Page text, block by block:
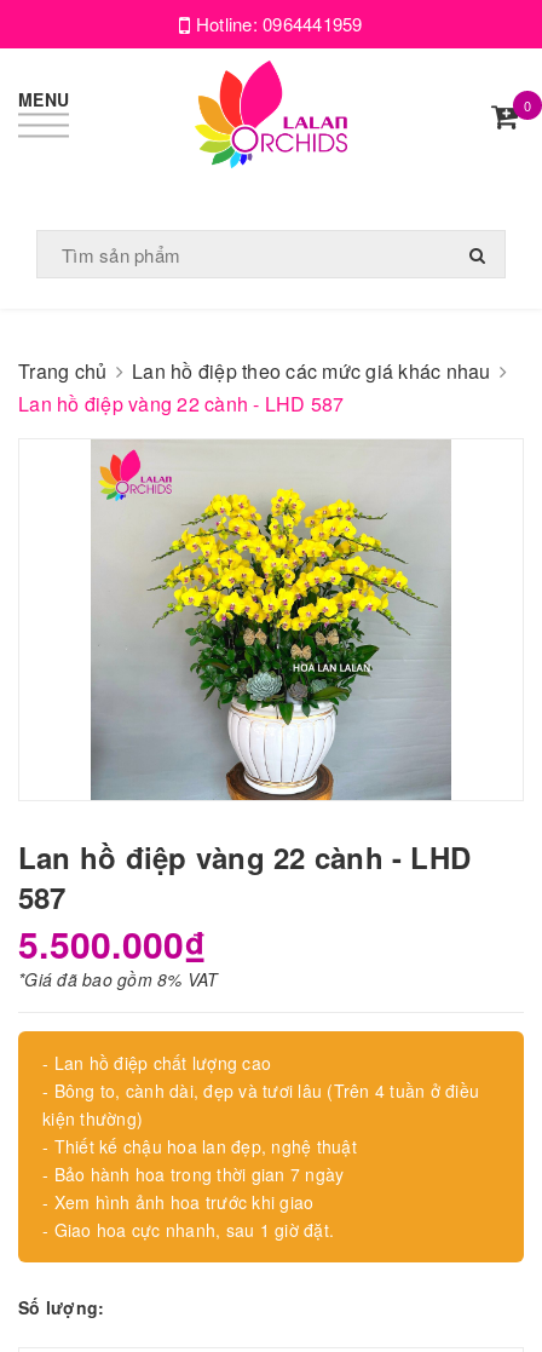
Hotline:0964441959
MENU 0
Trang chủ
Lan hồ điệp theo các mức giá khác nhau
Lan hồ điệp vàng 22 cành - LHD 587
Lan hồ điệp vàng 22 cành - LHD
587
5.500.000₫
*Giá đã bao gồm 8% VAT
- Lan hồ điệp chất lượng cao
- Bông to, cành dài, đẹp và tươi lâu (Trên 4 tuần ở điều
kiện thường)
- Thiết kế chậu hoa lan đẹp, nghệ thuật
- Bảo hành hoa trong thời gian 7 ngày
- Xem hình ảnh hoa trước khi giao
- Giao hoa cực nhanh, sau 1 giờ đặt.
Số lượng: